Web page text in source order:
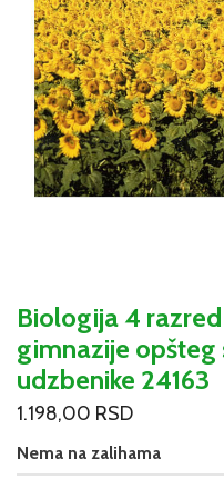
Biologija 4
gimnazije opšteg
udzbenike 24163
1.198,00 RSD
Nema na zalihama